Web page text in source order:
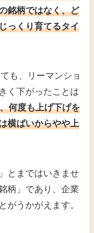
銘柄ではなく、ど
っくり育てるタイ
も、リーマンショ
く下がったことは
何度も上げ下げを
横ばいからやや上
とまではいきませ
柄」であり、企業
がうかがえます。